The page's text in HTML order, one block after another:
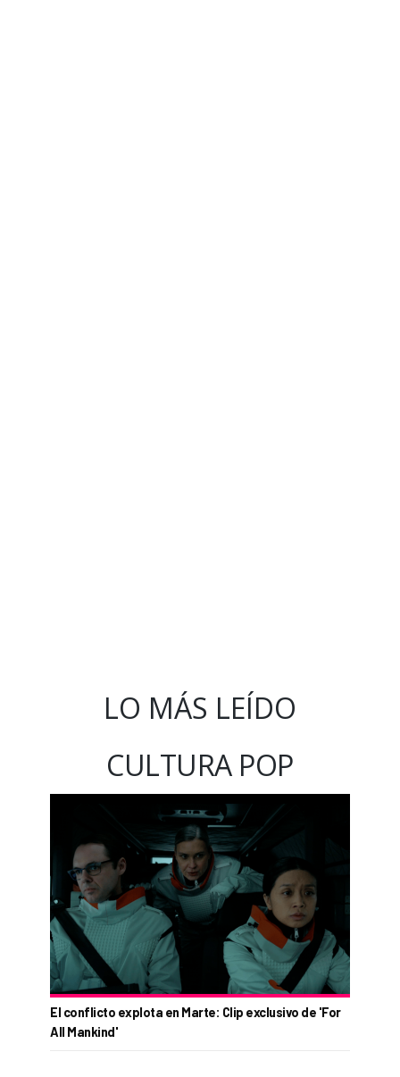
LO MÁS LEÍDO
CULTURA POP
El conflicto explota en Marte: Clip exclusivo de 'For
All Mankind'